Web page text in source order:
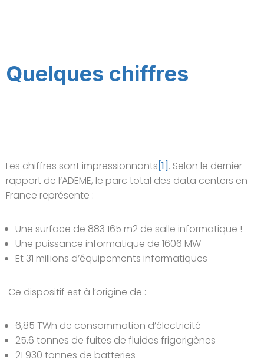
Quelques chiffres
Les chiffres sont impressionnants[1]. Selon le dernier
rapport de l’ADEME, le parc total des data centers en
France représente :
Une surface de 883 165 m2 de salle informatique !
Une puissance informatique de 1606 MW
Et 31 millions d’équipements informatiques
Ce dispositif est à l’origine de :
6,85 TWh de consommation d’électricité
25,6 tonnes de fuites de fluides frigorigènes
21 930 tonnes de batteries